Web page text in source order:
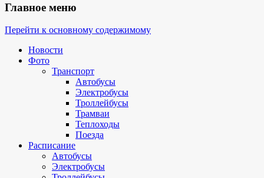
Главное меню
Перейти к основному содержимому
Новости
Фото
Транспорт
Автобусы
Электробусы
Троллейбусы
Трамваи
Теплоходы
Поезда
Расписание
Автобусы
Электробусы